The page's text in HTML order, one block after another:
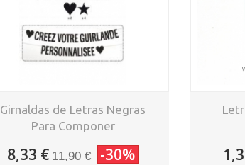
Girnaldas de Letras Negras
Para Componer
8,33 € 11,90 € -30%